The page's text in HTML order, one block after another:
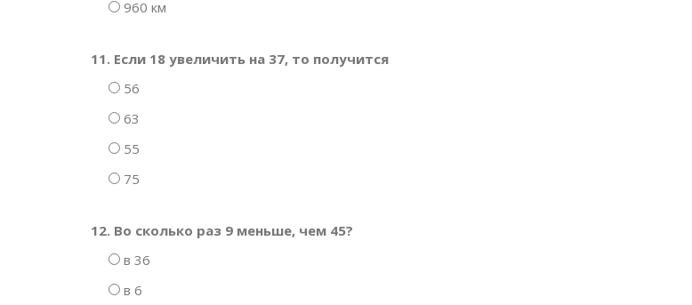
960 км
11. Если 18 увеличить на 37, то получится
56
63
55
75
12. Во сколько раз 9 меньше, чем 45?
в 36
в 6